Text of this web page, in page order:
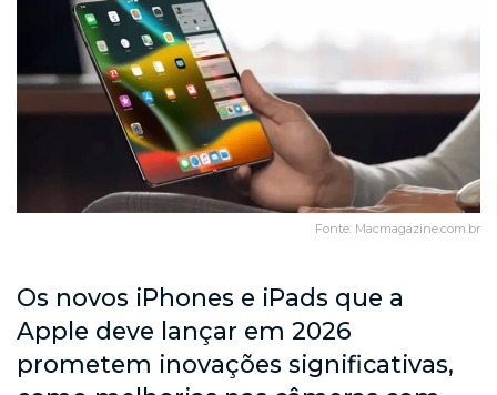
Fonte: Macmagazine.com.br
Os novos iPhones e iPads que a
Apple deve lançar em 2026
prometem inovações significativas,